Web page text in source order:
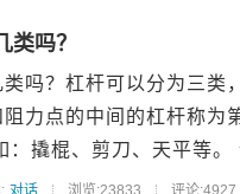
类吗？
吗？杠杆可以分为三类
力点的中间的杠杆称为
：撬棍、剪刀、天平等
对话 浏览:23833 评论:4927